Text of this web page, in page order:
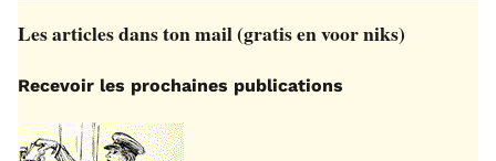
Les articles dans ton mail (gratis en voor niks)
Recevoir les prochaines publications